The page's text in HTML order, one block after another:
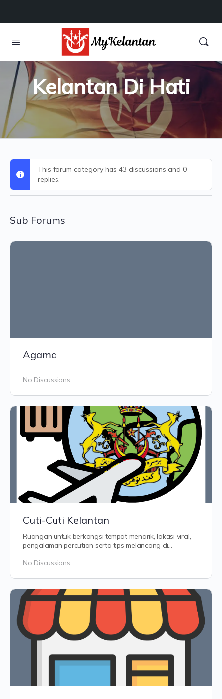
Kelantan Di Hati
Sub Forums
Agama
No Discussions
Cuti-Cuti Kelantan
Ruangan untuk berkongsi tempat menarik, lokasi viral,
pengalaman percutian serta tips melancong di
No Discussions
This forum category has 43 discussions and 0
replies.